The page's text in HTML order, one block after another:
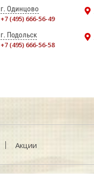
г. Одинцово
+7 (495) 666-56-49
г. Подольск
+7 (495) 666-56-58
Акции